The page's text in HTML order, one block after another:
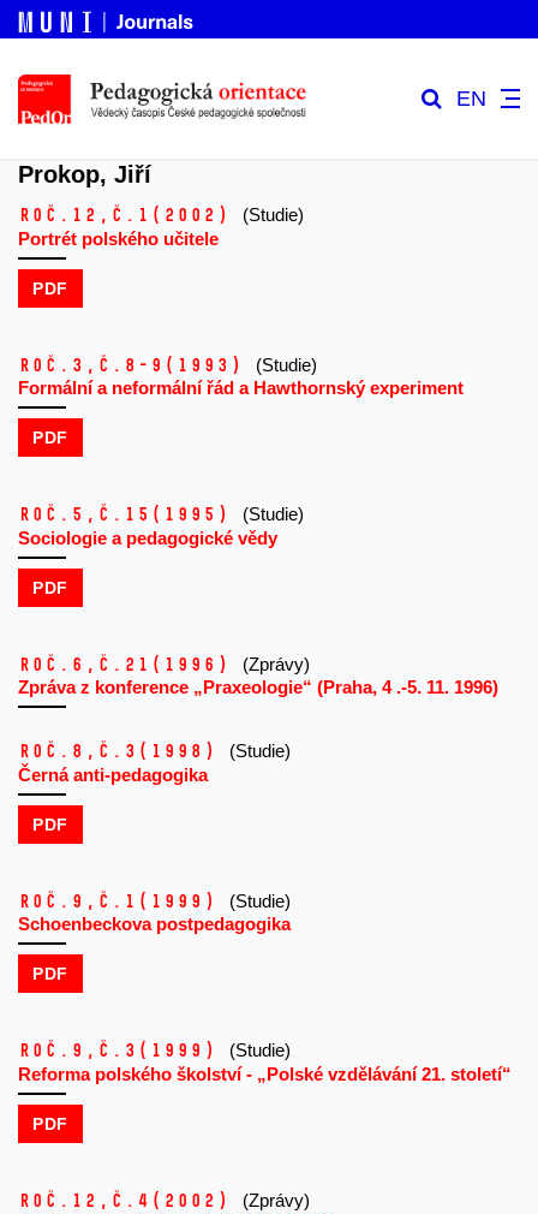
EN
Prokop, Jiří
Roč.12, č.1 (2002)
(Studie)
Portrét polského učitele
PDF
Roč.3, č.8-9 (1993)
(Studie)
Formální a neformální řád a Hawthornský experiment
PDF
Roč.5, č.15 (1995)
(Studie)
Sociologie a pedagogické vědy
PDF
Roč.6, č.21 (1996)
(Zprávy)
Zpráva z konference „Praxeologie“ (Praha, 4 .-5. 11. 1996)
Roč.8, č.3 (1998)
(Studie)
Černá anti-pedagogika
PDF
Roč.9, č.1 (1999)
(Studie)
Schoenbeckova postpedagogika
PDF
Roč.9, č.3 (1999)
(Studie)
Reforma polského školství - „Polské vzdělávání 21. století“
PDF
Roč.12, č.4 (2002)
(Zprávy)